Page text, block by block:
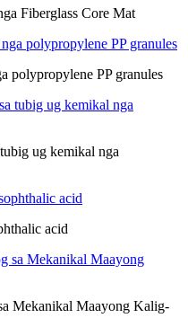
Fiberglass Core Mat
polypropylene PP granules
ug kemikal nga
acid
Mekanikal Maayong Kalig-